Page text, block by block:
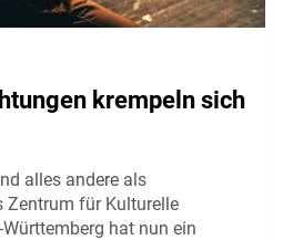
krempeln sich
alles andere als
Zentrum für Kulturelle
hat nun ein